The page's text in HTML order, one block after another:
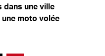
dans une ville
moto volée